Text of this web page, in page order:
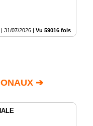
| 31/07/2026 | Vu 59016 fois
➔